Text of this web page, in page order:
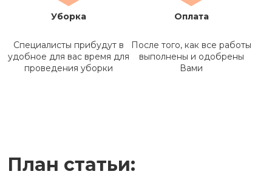
Уборка
Специалисты прибудут в
удобное для вас время для
проведения уборки
Оплата
После того, как все работы
выполнены и одобрены
Вами
План статьи: